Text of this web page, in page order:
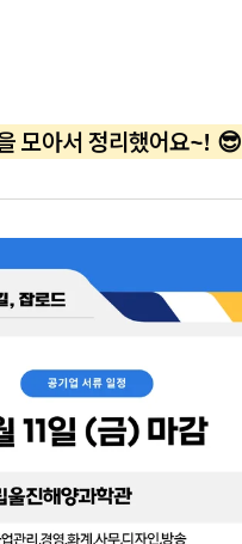
모아서 정리했어요~! 😎